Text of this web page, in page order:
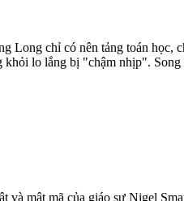
chỉ có nên tảng toán học,
lo lắng bị "chậm nhịp".
mật mã của giáo sư Nigel